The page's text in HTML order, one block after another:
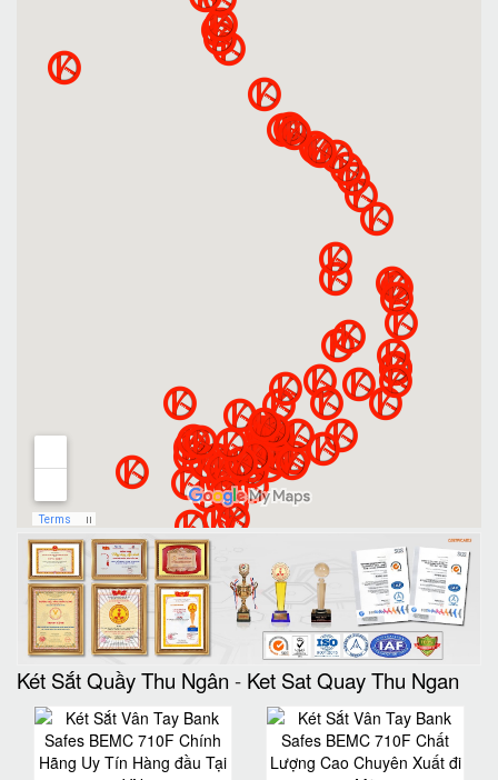
Két Sắt Quầy Thu Ngân - Ket Sat Quay Thu Ngan